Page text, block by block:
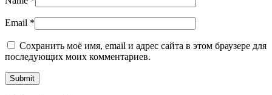
Email *
Сохранить моё имя, email и адрес сайта в этом браузере для
последующих моих комментариев.